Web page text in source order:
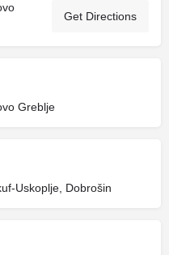
Get Directions
Greblje
Uskoplje, Dobrošin